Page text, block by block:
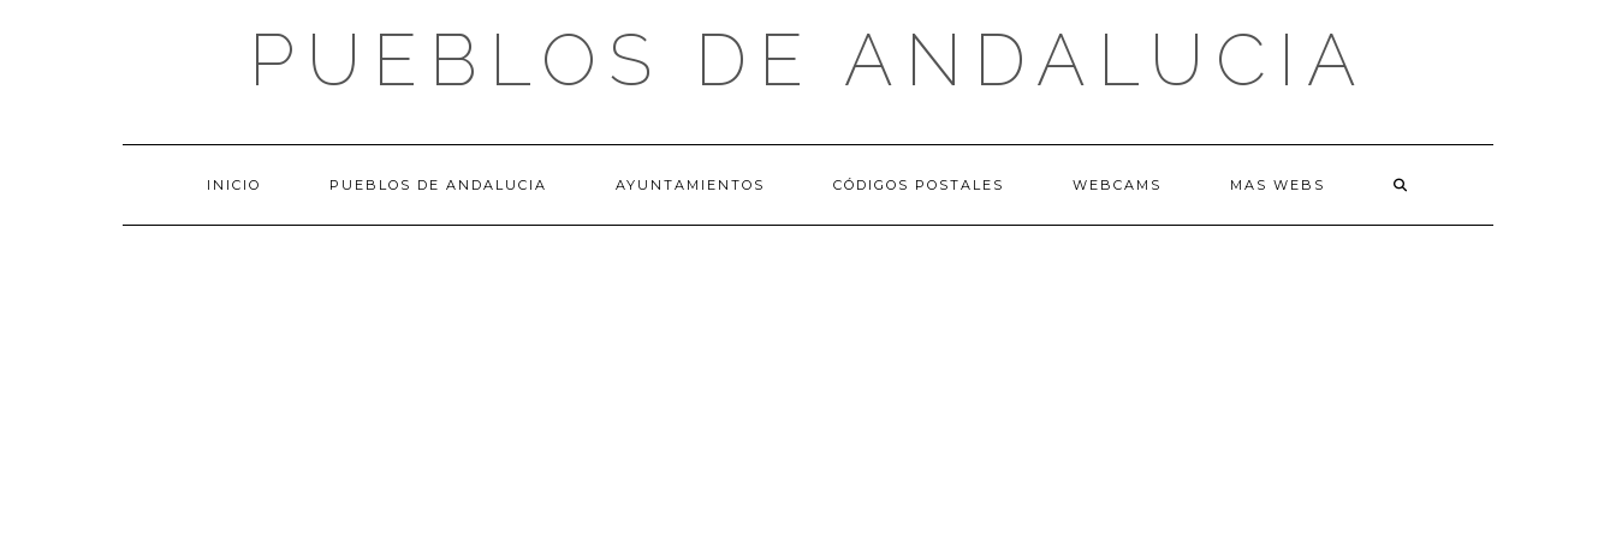
PUEBLOS DE ANDALUCIA
INICIO PUEBLOS DE ANDALUCIA AYUNTAMIENTOS CÓDIGOS POSTALES WEBCAMS MAS WEBS